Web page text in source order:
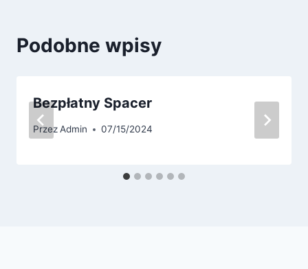
Podobne wpisy
Bezpłatny Spacer
PrzezAdmin 07/15/2024